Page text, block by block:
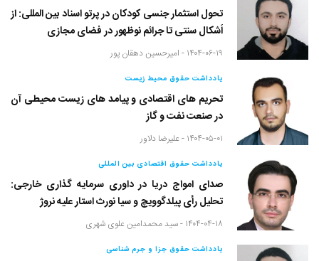
تحول استثمار جنسی کودکان در پرتو اسناد بین المللی: از
اَشکال سنتی تا جرائم نوظهور در فضای مجازی
۱۴۰۴-۰۶-۱۹ - امیرحسین دهقان پور
یادداشت حقوق محیط زیست
تحریم های اقتصادی و پیامد های زیست محیطی آن
در صنعت نفت و گاز
۱۴۰۴-۰۵-۰۱ - علیرضا دلاور
یادداشت حقوق اقتصادی بین المللی
صدای امواج دریا در داوری سرمایه گذاری خارجی:
تحلیل رأی پیلدگوویچ و سیا نورث استار علیه نروژ
۱۴۰۴-۰۴-۱۸ - سید محمدامین علوی شهری
یادداشت حقوق جزا و جرم شناسی